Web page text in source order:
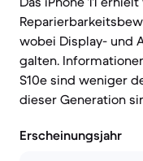
wobei Display- und
galten.
S10e sind weniger
dieser Generation
Erscheinungsjahr